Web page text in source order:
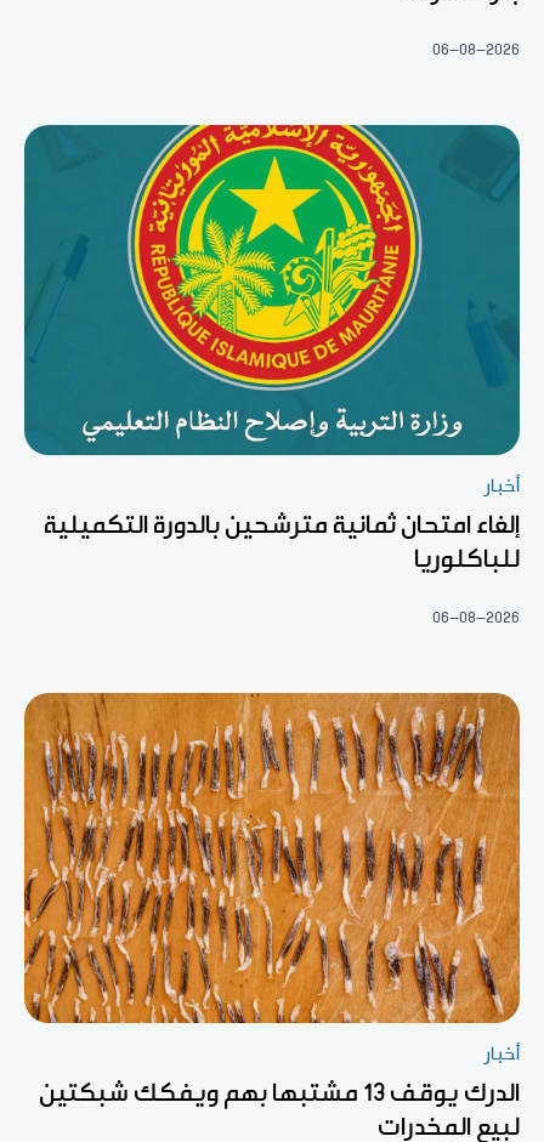
06-08-2026
أخبار
إلغاء امتحان ثمانية مترشحين بالدورة التكميلية
للباكلوريا
06-08-2026
أخبار
الدرك يوقف 13 مشتبها بهم ويفكك شبكتين
لبيع المخدرات